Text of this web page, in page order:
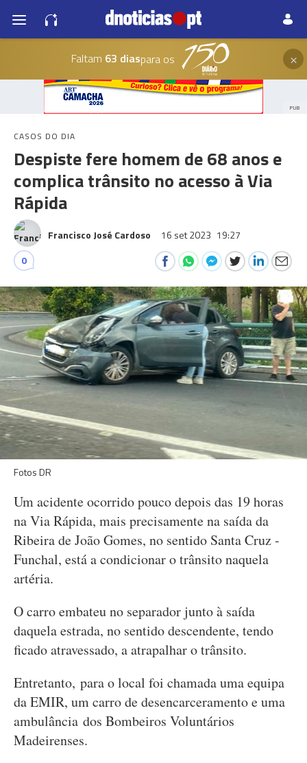
Faltam 63 diaspara os ×
PUB
CASOS DO DIA
Despiste fere homem de 68 anos e
complica trânsito no acesso à Via
Rápida
Francisco José Cardoso 16 set 2023 19:27
0
Fotos DR
Um acidente ocorrido pouco depois das 19 horas
na Via Rápida, mais precisamente na saída da
Ribeira de João Gomes, no sentido Santa Cruz -
Funchal, está a condicionar o trânsito naquela
artéria.
O carro embateu no separador junto à saída
daquela estrada, no sentido descendente, tendo
ficado atravessado, a atrapalhar o trânsito.
Entretanto, para o local foi chamada uma equipa
da EMIR, um carro de desencarceramento e uma
ambulância dos Bombeiros Voluntários
Madeirenses.